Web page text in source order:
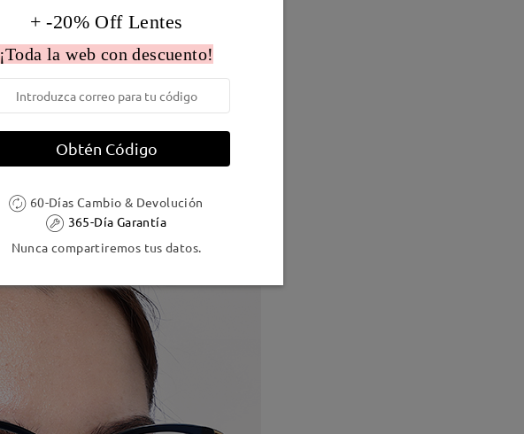
+ -20% Off Lentes
¡Toda la web con descuento!
Obtén Código
60-Días Cambio & Devolución
365-Día Garantía
Nunca compartiremos tus datos.